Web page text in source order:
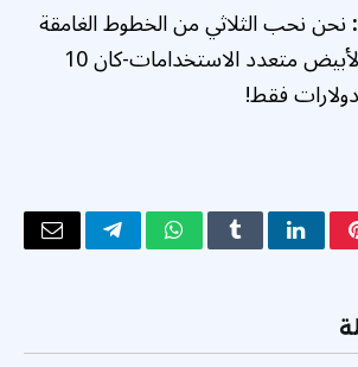
نحن نحب الثلاثي من الخطوط الغامقة
عبر هذا القميص الأبيض متعدد الاستخدامات-كان 10
بينتيريستلينكدإنTumblrواتسابتيلقرامالبريد